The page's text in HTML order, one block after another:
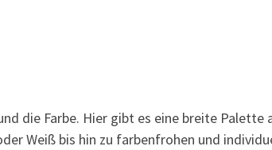
die Farbe. Hier gibt es eine breite Palette
Weiß bis hin zu farbenfrohen und